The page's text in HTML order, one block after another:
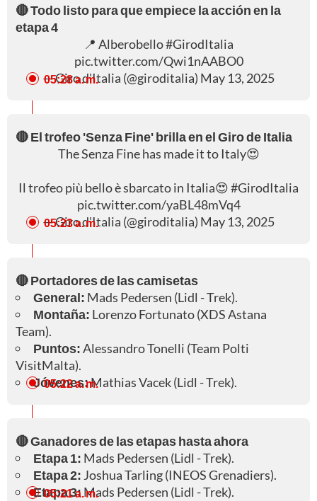
🔴 Todo listo para que empiece la acción en la
etapa 4
📍 Alberobello#GirodItalia
pic.twitter.com/Qwi1nAABO0
— Giro d'Italia (@giroditalia) May 13, 2025
05:28 a. m.
🔴 El trofeo 'Senza Fine' brilla en el Giro de Italia
The Senza Fine has made it to Italy😍
Il trofeo più bello è sbarcato in Italia😍#GirodItalia
pic.twitter.com/yaBL48mVq4
— Giro d'Italia (@giroditalia) May 13, 2025
05:23 a. m.
🔴 Portadores de las camisetas
General: Mads Pedersen (Lidl - Trek).
Montaña: Lorenzo Fortunato (XDS Astana
Team).
Puntos:Alessandro Tonelli (Team Polti
VisitMalta).
Jóvenes:Mathias Vacek (Lidl - Trek).
05:22 a. m.
🔴 Ganadores de las etapas hasta ahora
Etapa 1: Mads Pedersen (Lidl - Trek).
Etapa 2: Joshua Tarling (INEOS Grenadiers).
Etapa 3: Mads Pedersen (Lidl - Trek).
05:21 a. m.